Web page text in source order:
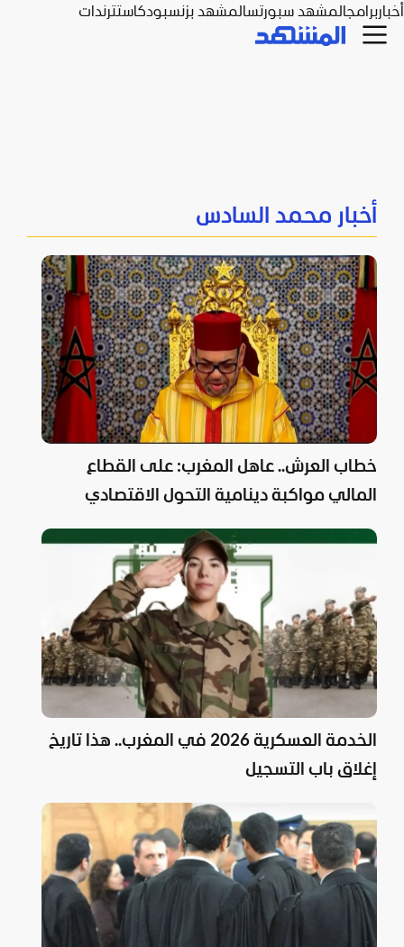
أخباربرامجالمشهد سبورتسالمشهد بزنسبودكاستترندات
أخبار محمد السادس
خطاب العرش.. عاهل المغرب: على القطاع
المالي مواكبة دينامية التحول الاقتصادي
والاجتماعي
الخدمة العسكرية 2026 في المغرب.. هذا تاريخ
إغلاق باب التسجيل